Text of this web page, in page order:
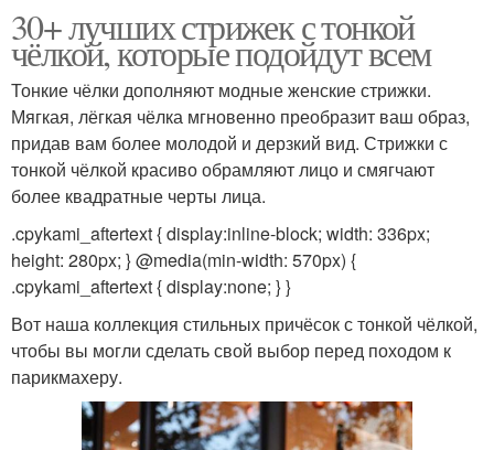
30+ лучших стрижек с тонкой
чёлкой, которые подойдут всем
Тонкие чёлки дополняют модные женские стрижки.
Мягкая, лёгкая чёлка мгновенно преобразит ваш образ,
придав вам более молодой и дерзкий вид. Стрижки с
тонкой чёлкой красиво обрамляют лицо и смягчают
более квадратные черты лица.
.cpykami_aftertext { display:inline-block; width: 336px;
height: 280px; } @media(min-width: 570px) {
.cpykami_aftertext { display:none; } }
Вот наша коллекция стильных причёсок с тонкой чёлкой,
чтобы вы могли сделать свой выбор перед походом к
парикмахеру.